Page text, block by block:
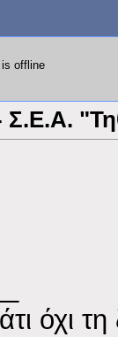
Σ.Ε.Α.
όχι τη